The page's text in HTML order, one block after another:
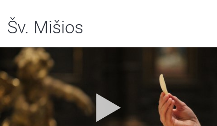
Šv. Mišios